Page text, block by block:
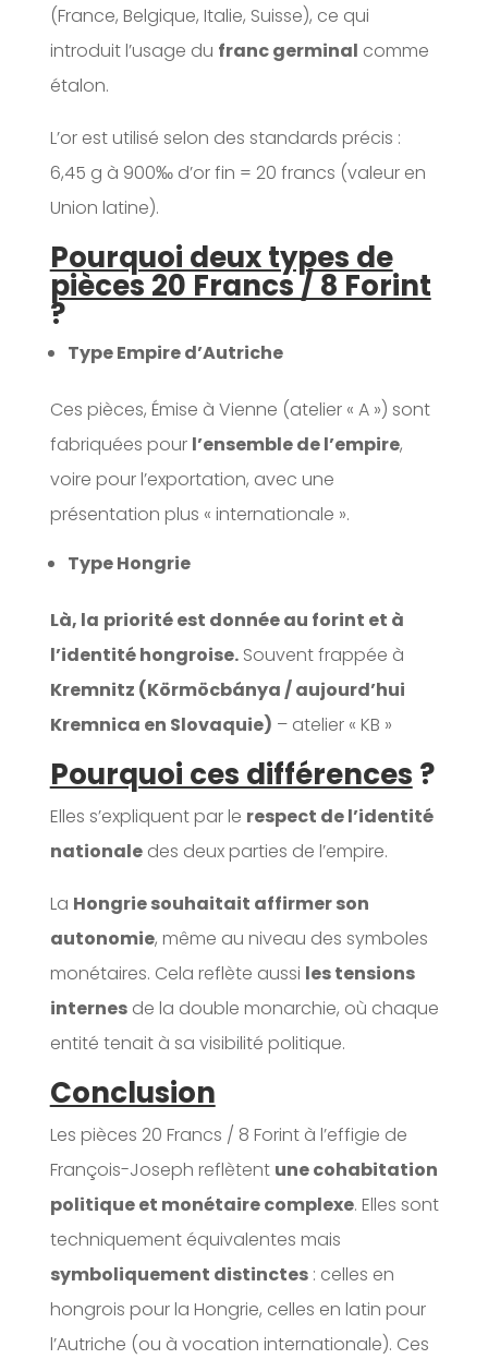
(France, Belgique, Italie, Suisse), ce qui
introduit l’usage du franc germinal comme
étalon.
L’or est utilisé selon des standards précis :
6,45 g à 900‰ d’or fin = 20 francs (valeur en
Union latine).
Pourquoi deux types de
pièces 20 Francs / 8 Forint
?
Type Empire d’Autriche
Ces pièces, Émise à Vienne (atelier « A ») sont
fabriquées pour l’ensemble de l’empire,
voire pour l’exportation, avec une
présentation plus « internationale ».
Type Hongrie
Là, la priorité est donnée au forint et à
l’identité hongroise.Souvent frappée à
Kremnitz (Körmöcbánya / aujourd’hui
Kremnica en Slovaquie) – atelier « KB »
Pourquoi ces différences ?
Elles s’expliquent par le respect de l’identité
nationaledes deux parties de l’empire.
La Hongrie souhaitait affirmer son
autonomie, même au niveau des symboles
monétaires. Cela reflète aussi les tensions
internesde la double monarchie, où chaque
entité tenait à sa visibilité politique.
Conclusion
Les pièces 20 Francs / 8 Forint à l’effigie de
François-Joseph reflètent une cohabitation
politique et monétaire complexe. Elles sont
techniquement équivalentes mais
symboliquement distinctes: celles en
hongrois pour la Hongrie, celles en latin pour
l’Autriche (ou à vocation internationale). Ces